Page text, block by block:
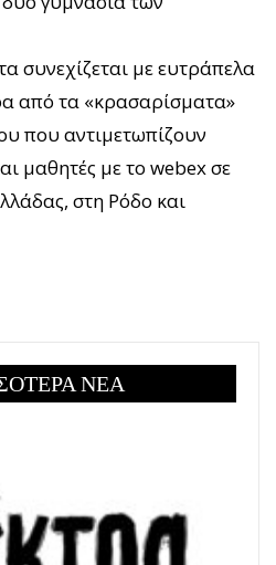
συνεχίζεται με ευτράπελα
από τα «κρασαρίσματα»
που αντιμετωπίζουν
μαθητές με το webex σε
στη Ρόδο και
ΝΕΑ